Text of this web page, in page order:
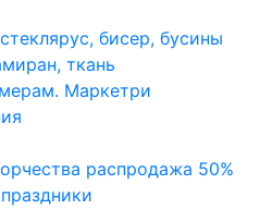
бисер, бусины
ткань
Маркетри
распродажа 50%